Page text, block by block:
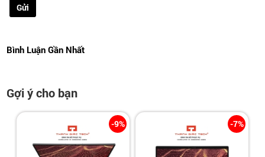
Gửi
Bình Luận Gần Nhất
Gợi ý cho bạn
-9% -7%